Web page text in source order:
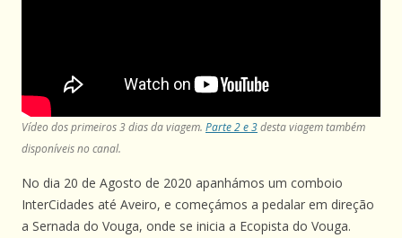
Vídeo dos primeiros 3 dias da viagem. Parte 2 e 3desta viagem também
disponíveis no canal.
No dia 20 de Agosto de 2020 apanhámos um comboio
InterCidades até Aveiro, e começámos a pedalar em direção
a Sernada do Vouga, onde se inicia a Ecopista do Vouga.